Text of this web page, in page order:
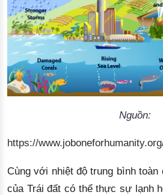
Nguồn:
https://
Cùng với nhiệt độ trung bình toàn
của Trái đất có thể thực sự lạnh